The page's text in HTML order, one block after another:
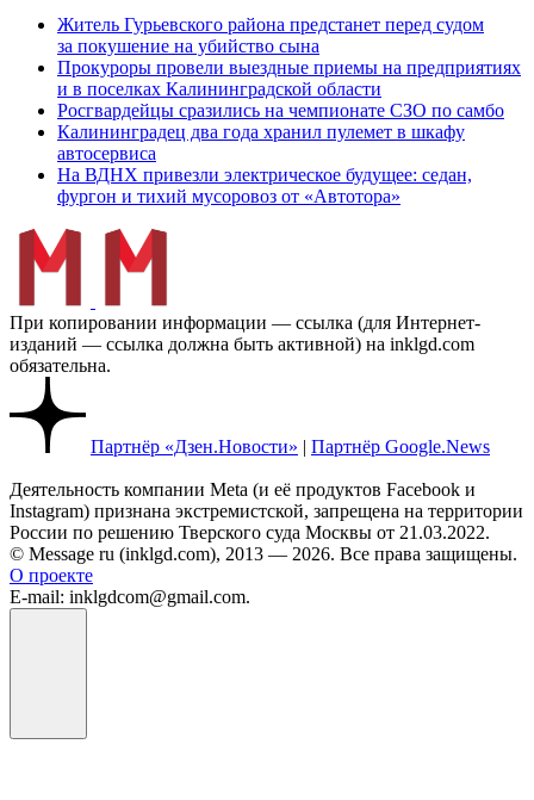
Житель Гурьевского района предстанет перед судом
за покушение на убийство сына
Прокуроры провели выездные приемы на предприятиях
и в поселках Калининградской области
Росгвардейцы сразились на чемпионате СЗО по самбо
Калининградец два года хранил пулемет в шкафу
автосервиса
На ВДНХ привезли электрическое будущее: седан,
фургон и тихий мусоровоз от «Автотора»
При копировании информации — ссылка (для Интернет-
изданий — ссылка должна быть активной) на inklgd.com
обязательна.
Партнёр «Дзен.Новости» | Партнёр Google.News
Деятельность компании Meta (и её продуктов Facebook и
Instagram) признана экстремистской, запрещена на территории
России по решению Тверского суда Москвы от 21.03.2022.
© Message ru (inklgd.com), 2013 — 2026. Все права защищены.
О проекте
E-mail: inklgdcom@gmail.com.